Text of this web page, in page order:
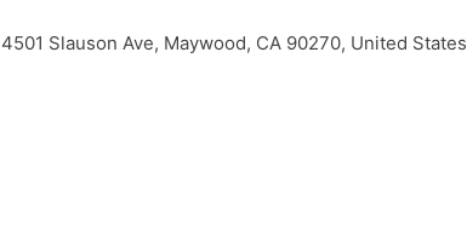
4501 Slauson Ave, Maywood, CA 90270, United States